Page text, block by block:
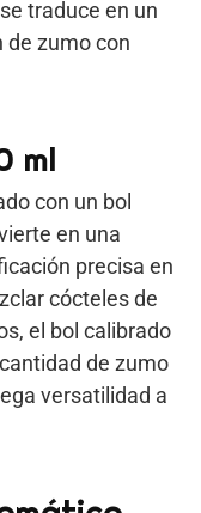
traduce en un
zumo con
ml
con un bol
en una
precisa en
cócteles de
el bol calibrado
de zumo
versatilidad a